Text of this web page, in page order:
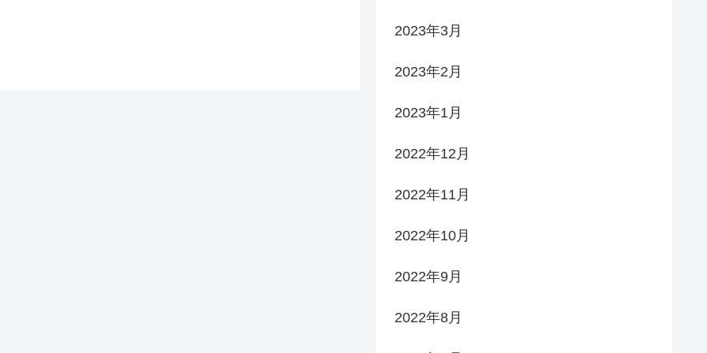
2023年3月
2023年2月
2023年1月
2022年12月
2022年11月
2022年10月
2022年9月
2022年8月